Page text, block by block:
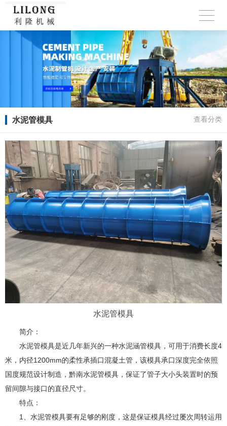
水泥管模具 查看分类
水泥管模具
简介：
水泥管模具是近几年新兴的一种水泥涵管模具，可用于消费长度4
米，内径1200mm的柔性承插口混凝土管，该模具承口深度完全依照
国度规范设计制造，黔南水泥管模具，保证了管子大小头装置时的预
留间隙与接口的直径尺寸。
特点：
1、水泥管模具要有足够的刚度，这是保证模具经过屡次周转运用